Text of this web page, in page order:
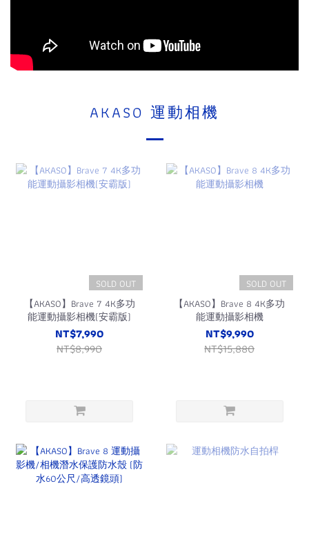
AKASO 運動相機
SOLD OUT
【AKASO】Brave 7 4K多功
能運動攝影相機(安霸版)
NT$7,990
NT$8,990
SOLD OUT
【AKASO】Brave 8 4K多功
能運動攝影相機
NT$9,990
NT$15,880